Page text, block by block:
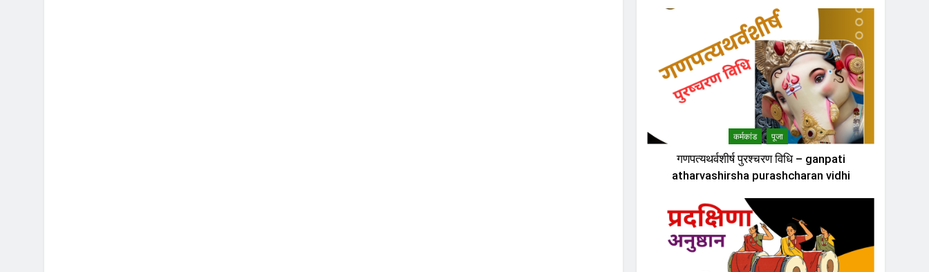
कर्मकांड पूजा
गणपत्यथर्वशीर्ष पुरश्चरण विधि – ganpati
atharvashirsha purashcharan vidhi